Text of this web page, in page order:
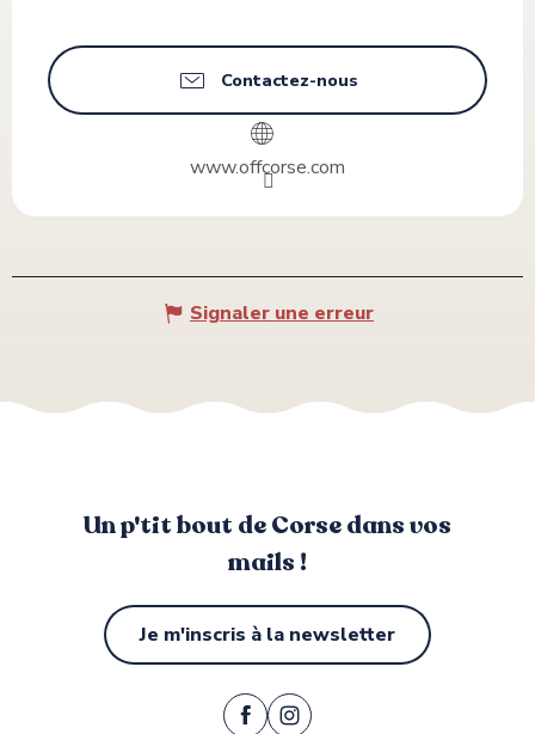
Contactez-nous
www.offcorse.com
Signaler une erreur
Un p'tit bout de Corse dans vos
mails !
Je m'inscris à la newsletter